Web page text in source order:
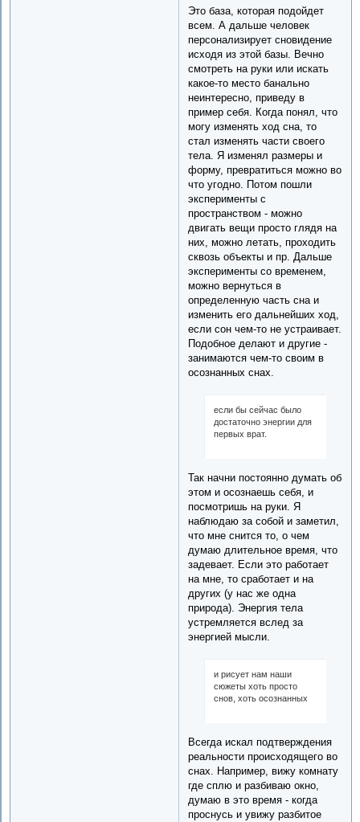
Это база, которая подойдет
всем. А дальше человек
персонализирует сновидение
исходя из этой базы. Вечно
смотреть на руки или искать
какое-то место банально
неинтересно, приведу в
пример себя. Когда понял, что
могу изменять ход сна, то
стал изменять части своего
тела. Я изменял размеры и
форму, превратиться можно во
что угодно. Потом пошли
эксперименты с
пространством - можно
двигать вещи просто глядя на
них, можно летать, проходить
сквозь объекты и пр. Дальше
эксперименты со временем,
можно вернуться в
определенную часть сна и
изменить его дальнейших ход,
если сон чем-то не устраивает.
Подобное делают и другие -
занимаются чем-то своим в
осознанных снах.
если бы сейчас было
достаточно энергии для
первых врат.
Так начни постоянно думать об
этом и осознаешь себя, и
посмотришь на руки. Я
наблюдаю за собой и заметил,
что мне снится то, о чем
думаю длительное время, что
задевает. Если это работает
на мне, то сработает и на
других (у нас же одна
природа). Энергия тела
устремляется вслед за
энергией мысли.
и рисует нам наши
сюжеты хоть просто
снов, хоть осознанных
Всегда искал подтверждения
реальности происходящего во
снах. Например, вижу комнату
где сплю и разбиваю окно,
думаю в это время - когда
проснусь и увижу разбитое